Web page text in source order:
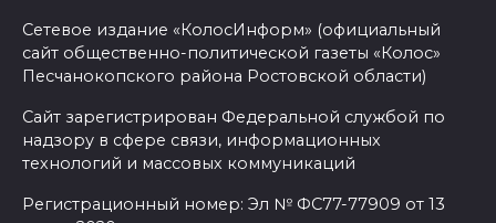
Сетевое издание «КолосИнформ» (официальный
сайт общественно-политической газеты «Колос»
Песчанокопского района Ростовской области)
Сайт зарегистрирован Федеральной службой по
надзору в сфере связи, информационных
технологий и массовых коммуникаций
Регистрационный номер: Эл № ФС77-77909 от 13